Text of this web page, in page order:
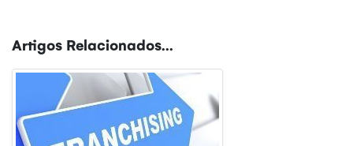
Artigos Relacionados...